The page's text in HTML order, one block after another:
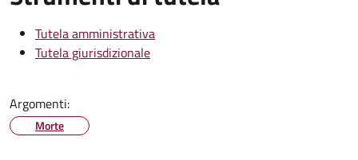
Tutela amministrativa
Tutela giurisdizionale
Argomenti:
Morte